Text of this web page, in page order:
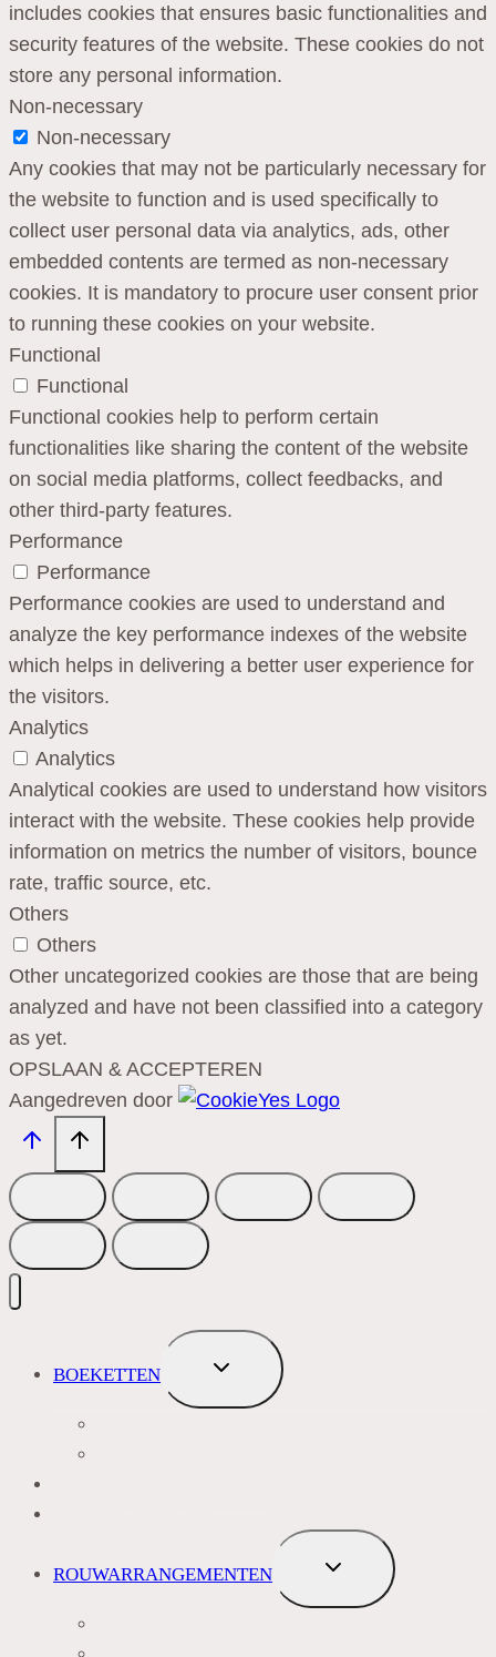
includes cookies that ensures basic functionalities and
security features of the website. These cookies do not
store any personal information.
Non-necessary
Non-necessary
Any cookies that may not be particularly necessary for
the website to function and is used specifically to
collect user personal data via analytics, ads, other
embedded contents are termed as non-necessary
cookies. It is mandatory to procure user consent prior
to running these cookies on your website.
Functional
Functional
Functional cookies help to perform certain
functionalities like sharing the content of the website
on social media platforms, collect feedbacks, and
other third-party features.
Performance
Performance
Performance cookies are used to understand and
analyze the key performance indexes of the website
which helps in delivering a better user experience for
the visitors.
Analytics
Analytics
Analytical cookies are used to understand how visitors
interact with the website. These cookies help provide
information on metrics the number of visitors, bounce
rate, traffic source, etc.
Others
Others
Other uncategorized cookies are those that are being
analyzed and have not been classified into a category
as yet.
OPSLAAN & ACCEPTEREN
Aangedreven door
BOEKETTEN
TOGGLE
SUBMENU
ROUWARRANGEMENTEN
TOGGLE
SUBMENU